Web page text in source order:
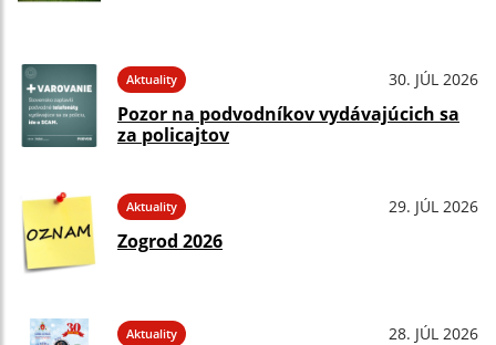
Aktuality 30. JÚL 2026
Pozor na podvodníkov vydávajúcich sa
za policajtov
Aktuality 29. JÚL 2026
Zogrod 2026
Aktuality 28. JÚL 2026